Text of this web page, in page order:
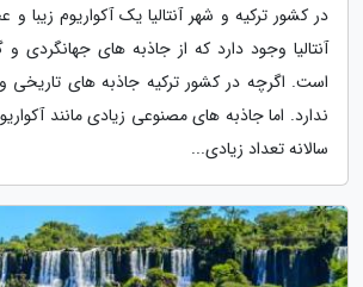
در کشور ترکیه و شهر آنتالیا یک آکواریوم زیبا و
آنتالیا وجود دارد که از جاذبه های جهانگردی
است. اگرچه در کشور ترکیه جاذبه های تاریخی
ندارد. اما جاذبه های مصنوعی زیادی مانند
سالانه تعداد زیادی...